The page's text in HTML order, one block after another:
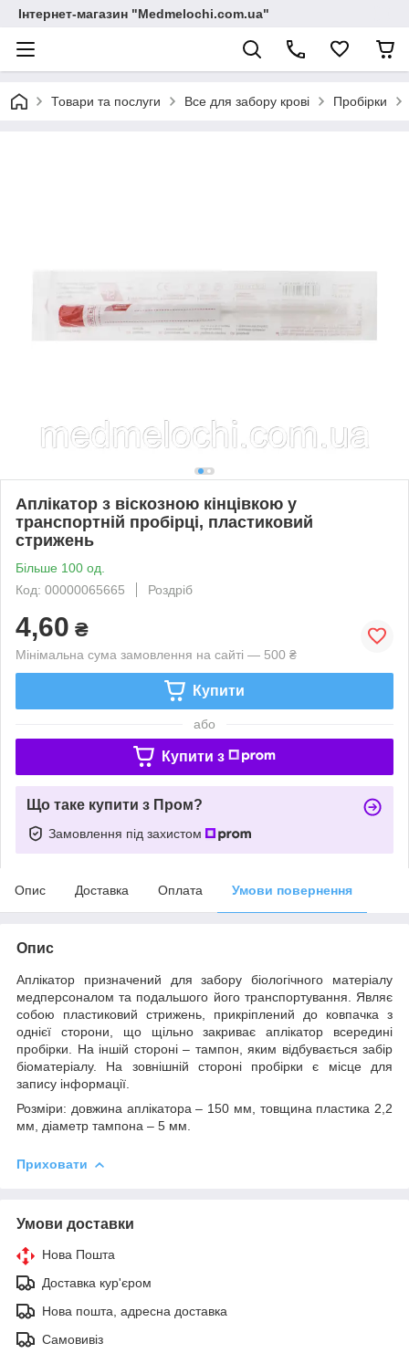
Інтернет-магазин "Medmelochi.com.ua"
Товари та послуги Все для забору крові Пробірки
Аплікатор з віскозною кінцівкою у
транспортній пробірці, пластиковий
стрижень
Більше 100 од.
Код: 00000065665
Роздріб
4,60 ₴
Мінімальна сума замовлення на сайті — 500 ₴
Купити
або
Купити з
Що таке купити з Пром?
Замовлення під захистом
Опис Доставка Оплата Умови повернення
Опис
Аплікатор призначений для забору біологічного матеріалу
медперсоналом та подальшого його транспортування. Являє
собою пластиковий стрижень, прикріплений до ковпачка з
однієї сторони, що щільно закриває аплікатор всередині
пробірки. На іншій стороні – тампон, яким відбувається забір
біоматеріалу. На зовнішній стороні пробірки є місце для
запису інформації.
Розміри: довжина аплікатора – 150 мм, товщина пластика 2,2
мм, діаметр тампона – 5 мм.
Приховати
Умови доставки
Нова Пошта
Доставка кур'єром
Нова пошта, адресна доставка
Самовивіз